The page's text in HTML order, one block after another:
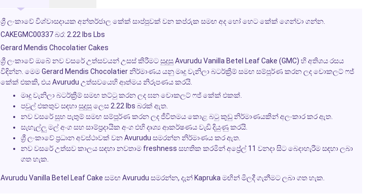
ශ්‍රී ලංකාවේ විශ්වාසදායක අන්තර්ජාල කේක් සාප්පුවක් වන කප්රුක සමඟ අද හෝ හෙට කේක් ගෙන්වා ගන්න.
CAKEGMC00337 බර: 2.22 lbs Lbs
Gerard Mendis Chocolatier Cakes
ශ්‍රී ලංකාවේ ඔබේ නව වසරේ උත්සවයන් උසස් කිරීමට සුදුසු Avurudu Vanilla Betel Leaf Cake (GMC) හි අතිශය රසය
විඳින්න. මෙම Gerard Mendis Chocolatier නිර්මාණය යනු මෘදු වැනිලා බටර්ක්‍රීම් සමඟ සම්පූර්ණ කරන ලද චොකලට් ෆජ්
කේක් එකකි, එය Avurudu උත්සවයෙහි ආත්මය නිරූපණය කරයි.
මෘදු වැනිලා බටර්ක්‍රීම් සමඟ තට්ටු කරන ලද ඝන චොකලට් ෆජ් කේක් එකක්.
පවුල් එකතුව සඳහා සුදුසු ලෙස 2.22 lbs බරක් ඇත.
නව වසරේ සුභ පැතුම් සමඟ සම්පූර්ණ කරන ලද ජීවිතමය කොළ බටු කුඩු නිර්මාණයකින් අලංකාර කර ඇත.
සැහැල්ලු මල් අංග සහ සාම්ප්‍රදායික අංග එහි දෘශ්‍ය ආකර්ෂණය වැඩි දියුණු කරයි.
ශ්‍රී ලංකාවේ ප්‍රධාන අවස්ථාවක් වන Avurudu සමරන්න නිර්මාණය කර ඇත.
නව වසරේ උත්සව කාලය සඳහා නවතාම freshness සහතික කරමින් අප්‍රේල් 11 වනදා සිට බෙදාහැරීම සඳහා ලබා
ගත හැක.
Avurudu Vanilla Betel Leaf Cake සමඟ Avurudu සමරන්න, දැන් Kapruka මඟින් මිලදී ගැනීමට ලබා ගත හැක.